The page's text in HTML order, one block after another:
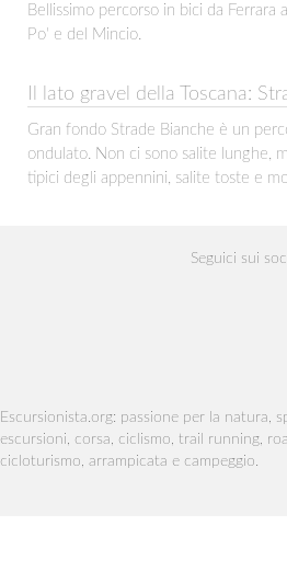
Bellissimo percorso in bici da Ferrara
Po' e del Mincio.
Il lato gravel della Toscana:
Gran fondo Strade Bianche è un
ondulato. Non ci sono salite lunghe,
tipici degli appennini, salite toste e
Seguici sui
Escursionista.org: passione per la natura,
escursioni, corsa, ciclismo, trail running,
cicloturismo, arrampicata e campeggio.